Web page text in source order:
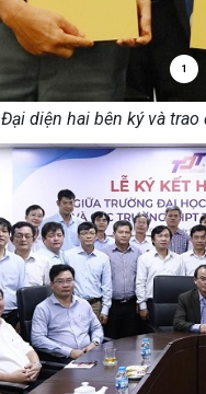
1
Đại diện hai bên ký và